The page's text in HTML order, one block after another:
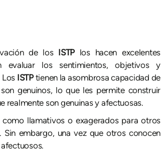
de los ISTP los hacen excelentes
evaluar los sentimientos, objetivos y
Los ISTP tienen la asombrosa capacidad de
genuinos, lo que les permite construir
realmente son genuinas y afectuosas.
como llamativos o exagerados para otros
embargo, una vez que otros conocen